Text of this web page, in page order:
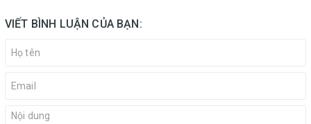
VIẾT BÌNH LUẬN CỦA BẠN: